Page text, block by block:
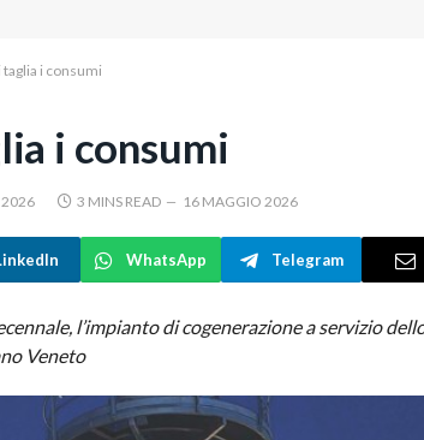
i consumi
i consumi
2026 3 MINS READ 16 MAGGIO 2026
WhatsApp Telegram
l’impianto di cogenerazione a servizio
Veneto